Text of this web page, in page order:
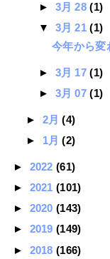
► 3月 28(1)
▼ 3月 21(1)
今年から
► 3月 17(1)
► 3月 07(1)
► 2月(4)
► 1月(2)
► 2022(61)
► 2021(101)
► 2020(143)
► 2019(149)
► 2018(166)